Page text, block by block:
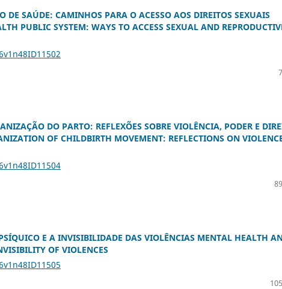
DE SAÚDE: CAMINHOS PARA O ACESSO AOS DIREITOS SEXUAIS
PUBLIC SYSTEM: WAYS TO ACCESS SEXUAL AND
DO PARTO: REFLEXÕES SOBRE VIOLÊNCIA, PODER E
OF CHILDBIRTH MOVEMENT: REFLECTIONS ON
E A INVISIBILIDADE DAS VIOLÊNCIAS MENTAL HEALTH
OF VIOLENCES